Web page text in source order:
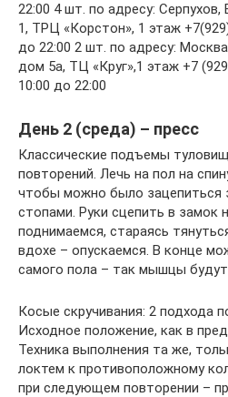
22:00 4 шт. по адресу:
1, ТРЦ «Корстон», 1 этаж
до 22:00 2 шт. по адресу:
дом 5а, ТЦ «Круг»,1 этаж +7
10:00 до 22:00
День 2 (среда) – пресс
Классические подъемы
повторений. Лечь на пол на
чтобы можно было зацепиться
стопами. Руки сцепить в замок
поднимаемся, стараясь
вдохе – опускаемся. В конце
самого пола – так мышцы
Косые скручивания: 2 подхода
Исходное положение, как в
Техника выполнения та же,
локтем к противоположному
при следующем повторении –